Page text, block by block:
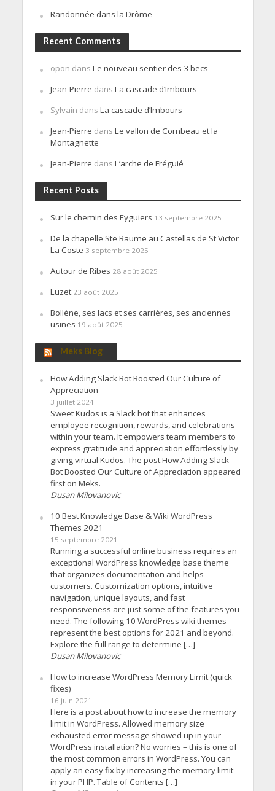
Randonnée dans la Drôme
Recent Comments
opon dans Le nouveau sentier des 3 becs
Jean-Pierre dans La cascade d’Imbours
Sylvain dans La cascade d’Imbours
Jean-Pierre dans Le vallon de Combeau et la
Montagnette
Jean-Pierre dans L’arche de Fréguié
Recent Posts
Sur le chemin des Eyguiers 13 septembre 2025
De la chapelle Ste Baume au Castellas de St Victor
La Coste 3 septembre 2025
Autour de Ribes 28 août 2025
Luzet 23 août 2025
Bollène, ses lacs et ses carrières, ses anciennes
usines 19 août 2025
Meks Blog
How Adding Slack Bot Boosted Our Culture of
Appreciation
3 juillet 2024
Sweet Kudos is a Slack bot that enhances
employee recognition, rewards, and celebrations
within your team. It empowers team members to
express gratitude and appreciation effortlessly by
giving virtual Kudos. The post How Adding Slack
Bot Boosted Our Culture of Appreciation appeared
first on Meks.
Dusan Milovanovic
10 Best Knowledge Base & Wiki WordPress
Themes 2021
15 septembre 2021
Running a successful online business requires an
exceptional WordPress knowledge base theme
that organizes documentation and helps
customers. Customization options, intuitive
navigation, unique layouts, and fast
responsiveness are just some of the features you
need. The following 10 WordPress wiki themes
represent the best options for 2021 and beyond.
Explore the full range to determine […]
Dusan Milovanovic
How to increase WordPress Memory Limit (quick
fixes)
16 juin 2021
Here is a post about how to increase the memory
limit in WordPress. Allowed memory size
exhausted error message showed up in your
WordPress installation? No worries – this is one of
the most common errors in WordPress. You can
apply an easy fix by increasing the memory limit
in your PHP. Table of Contents […]